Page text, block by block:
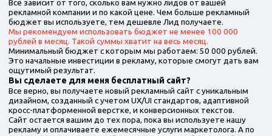
Все зависит от того, сколько вам нужно лидов от вашей
рекламной компании и по какой цене. Чем больше рекламный
бюджет вы используете, тем дешевле Лид получаете.
Мы рекомендуем использовать бюджет не менее 100 000
рублей в месяц. Такой суммы хватит на весь месяц.
Минимальный бюджет с которым мы работаем: 50 000 рублей.
Это начальные инвестиции в рекламу, которые смогут дать вам
ощутимый результат.
Вы сделаете для меня бесплатный сайт?
Все верно, вы получаете новый рекламный сайт с уникальным
дизайном, созданный с учетом UX/UI стандартов, адаптивной
кросс-платформенной верстке, и конверсионных текстов.
Сайт остается вашим до тех пора, пока вы используете нашу
рекламу и оплачиваете ежемесячные услуги маркетолога. А по